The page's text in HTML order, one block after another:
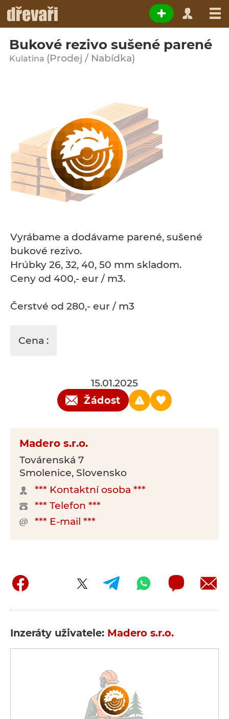
Bukové rezivo sušené parené
Kulatina (Prodej / Nabídka)
Vyrábame a dodávame parené, sušené
bukové rezivo.
Hrúbky 26, 32, 40, 50 mm skladom.
Ceny od 400,- eur / m3.
Čerstvé od 280,- eur / m3
Cena :
15.01.2025
Žádost
Madero s.r.o.
Továrenská 7
Smolenice, Slovensko
*** Kontaktní osoba ***
*** Telefon ***
*** E-mail ***
Inzeráty uživatele: Madero s.r.o.